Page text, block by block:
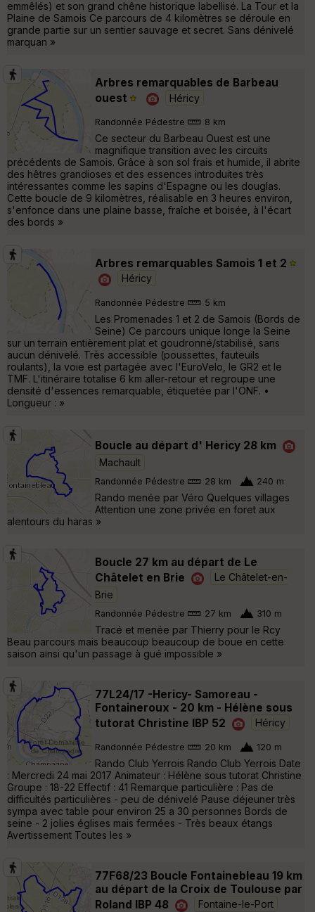
emmêlés) et son grand chêne historique labellisé. La Tour et la
Plaine de Samois Ce parcours de 4 kilomètres se déroule en
grande partie sur un sentier sauvage et secret. Sans dénivelé
marquan »
Arbres remarquables de Barbeau
ouest
Héricy
Randonnée Pédestre 8 km
Ce secteur du Barbeau Ouest est une
magnifique transition avec les circuits
précédents de Samois. Grâce à son sol frais et humide, il abrite
des hêtres grandioses et des essences introduites très
intéressantes comme les sapins d'Espagne ou les douglas.
Cette boucle de 9 kilomètres, réalisable en 3 heures environ,
s'enfonce dans une plaine basse, fraîche et boisée, à l'écart
des bords »
Arbres remarquables Samois 1 et 2
Héricy
Randonnée Pédestre 5 km
Les Promenades 1 et 2 de Samois (Bords de
Seine) Ce parcours unique longe la Seine
sur un terrain entièrement plat et goudronné/stabilisé, sans
aucun dénivelé. Très accessible (poussettes, fauteuils
roulants), la voie est partagée avec l'EuroVelo, le GR2 et le
TMF. L'itinéraire totalise 6 km aller-retour et regroupe une
densité d'essences remarquable, étiquetée par l'ONF. •
Longueur : »
Boucle au départ d' Hericy 28 km
Machault
Randonnée Pédestre 28 km 240 m
Rando menée par Véro Quelques villages
Attention une zone privée en foret aux
alentours du haras »
Boucle 27 km au départ de Le
Châtelet en Brie
Le Châtelet-en-
Brie
Randonnée Pédestre 27 km 310 m
Tracé et menée par Thierry pour le Rcy
Beau parcours mais beaucoup beaucoup de boue en cette
saison ainsi qu'un passage à gué impossible »
77L24/17 -Hericy- Samoreau -
Fontaineroux - 20 km - Hélène sous
tutorat Christine IBP 52
Héricy
Randonnée Pédestre 20 km 120 m
Rando Club Yerrois Rando Club Yerrois Date
: Mercredi 24 mai 2017 Animateur : Hélène sous tutorat Christine
Groupe : 18-22 Effectif : 41 Remarque particulière : Pas de
difficultés particulières - peu de dénivelé Pause déjeuner très
sympa avec table pour environ 25 a 30 personnes Bords de
seine - 2 jolies églises mais fermées - Très beaux étangs
Avertissement Toutes les »
77F68/23 Boucle Fontainebleau 19 km
au départ de la Croix de Toulouse par
Roland IBP 48
Fontaine-le-Port